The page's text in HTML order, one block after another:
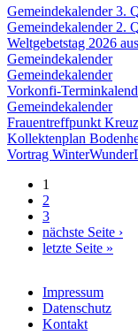
Gemeindekalender 3.
Gemeindekalender 2.
Weltgebetstag 2026
Gemeindekalender
Gemeindekalender
Vorkonfi-
Gemeindekalender
Frauentreffpunkt
Kollektenplan
Vortrag
Seiten
1
2
3
nächste Seite ›
letzte Seite »
Impressum
Datenschutz
Kontakt